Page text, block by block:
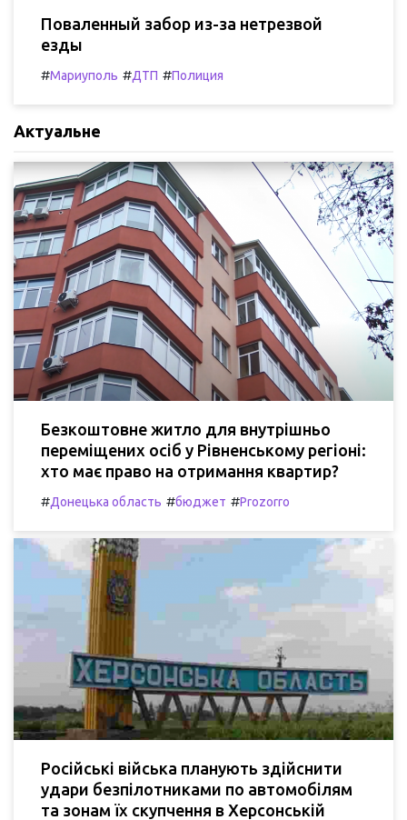
Поваленный забор из-за нетрезвой
езды
#Мариуполь #ДТП #Полиция
Актуальне
Безкоштовне житло для внутрішньо
переміщених осіб у Рівненському регіоні:
хто має право на отримання квартир?
#Донецька область #бюджет #Prozorro
Російські війська планують здійснити
удари безпілотниками по автомобілям
та зонам їх скупчення в Херсонській